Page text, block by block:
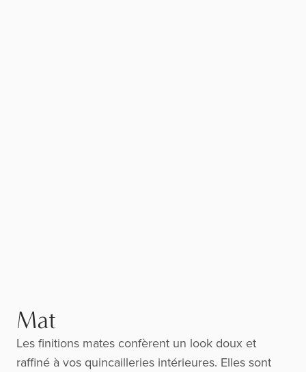
Mat
Les finitions mates confèrent un look doux et
raffiné à vos quincailleries intérieures. Elles sont